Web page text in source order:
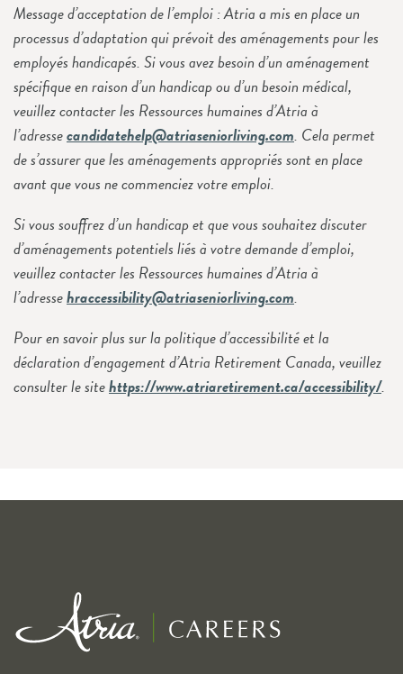
Message d’acceptation de l’emploi : Atria a mis en place un
processus d’adaptation qui prévoit des aménagements pour les
employés handicapés. Si vous avez besoin d’un aménagement
spécifique en raison d’un handicap ou d’un besoin médical,
veuillez contacter les Ressources humaines d’Atria à
l’adressecandidatehelp@atriaseniorliving.com. Cela permet
de s’assurer que les aménagements appropriés sont en place
avant que vous ne commenciez votre emploi.
Si vous souffrez d’un handicap et que vous souhaitez discuter
d’aménagements potentiels liés à votre demande d’emploi,
veuillez contacter les Ressources humaines d’Atria à
l’adressehraccessibility@atriaseniorliving.com.
Pour en savoir plus sur la politique d’accessibilité et la
déclaration d’engagement d’Atria Retirement Canada, veuillez
consulter le sitehttps://www.atriaretirement.ca/accessibility/.